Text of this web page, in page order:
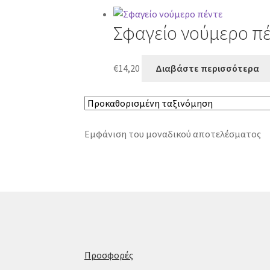
Σφαγείο νούμερο
€14,20 Διαβάστε περισσότερα
Εμφάνιση του μοναδικού αποτελέσματος
Προσφορές